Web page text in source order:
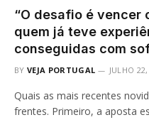
“O desafio é vencer
quem já teve
conseguidas com
BY VEJA PORTUGAL JULHO
Quais as mais recentes
frentes. Primeiro, a aposta